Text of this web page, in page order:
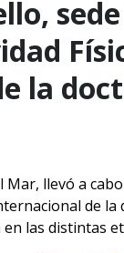
la
Mar, llevó a
de la
las distintas